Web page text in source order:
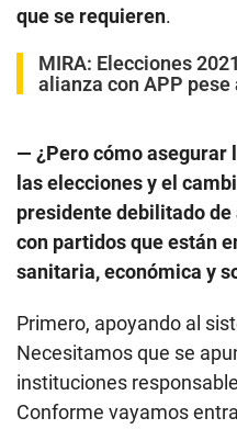
que se requieren.
MIRA: Elecciones
alianza con APP
— ¿Pero cómo asegurar
las elecciones y el
presidente debilitado
con partidos que están
sanitaria, económica y
Primero, apoyando al
Necesitamos que se
instituciones
Conforme vayamos